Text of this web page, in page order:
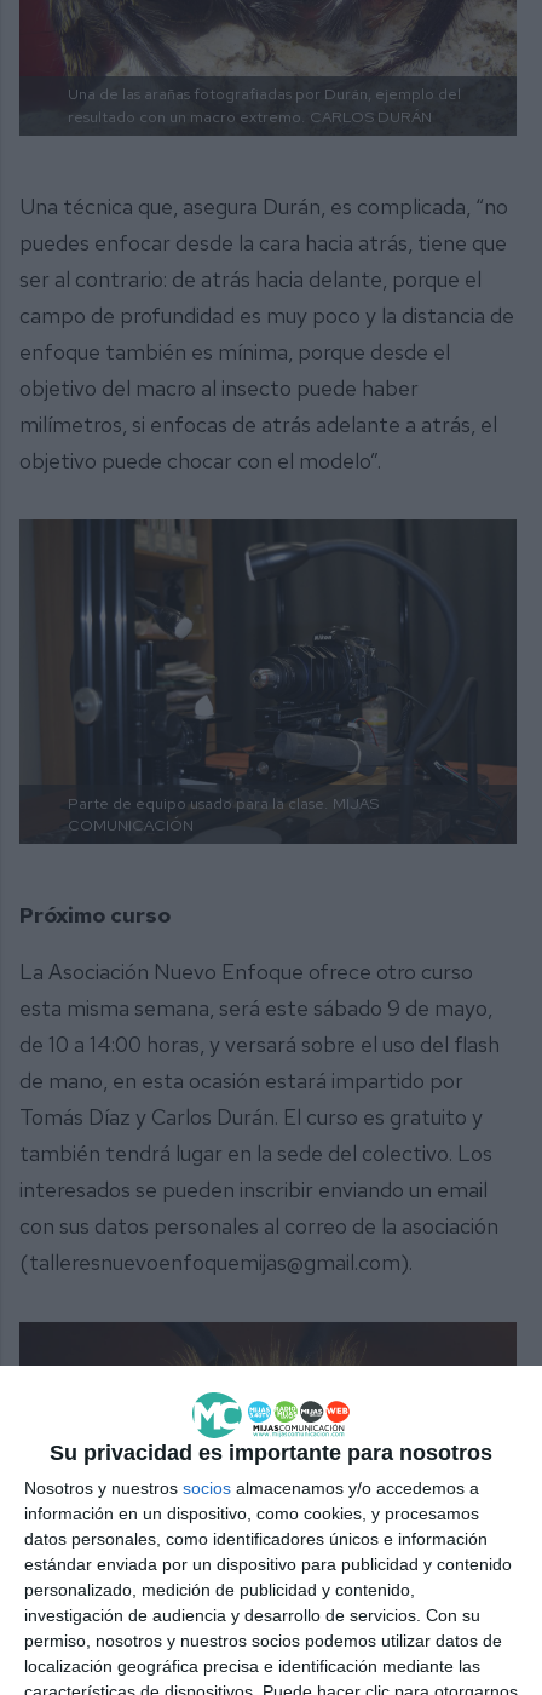
Su privacidad es importante para nosotros
Nosotros y nuestros socios almacenamos y/o accedemos a
información en un dispositivo, como cookies, y procesamos
datos personales, como identificadores únicos e información
estándar enviada por un dispositivo para publicidad y contenido
personalizado, medición de publicidad y contenido,
investigación de audiencia y desarrollo de servicios. Con su
permiso, nosotros y nuestros socios podemos utilizar datos de
localización geográfica precisa e identificación mediante las
Una de las arañas fotografiadas por Durán, ejemplo del
resultado con un macro extremo. CARLOS DURÁN
Una técnica que, asegura Durán, es complicada, “no
puedes enfocar desde la cara hacia atrás, tiene que
ser al contrario: de atrás hacia delante, porque el
campo de profundidad es muy poco y la distancia de
enfoque también es mínima, porque desde el
objetivo del macro al insecto puede haber
milímetros, si enfocas de atrás adelante a atrás, el
objetivo puede chocar con el modelo”.
Parte de equipo usado para la clase. MIJAS
COMUNICACIÓN
Próximo curso
La Asociación Nuevo Enfoque ofrece otro curso
esta misma semana, será este sábado 9 de mayo,
de 10 a 14:00 horas, y versará sobre el uso del flash
de mano, en esta ocasión estará impartido por
Tomás Díaz y Carlos Durán. El curso es gratuito y
también tendrá lugar en la sede del colectivo. Los
interesados se pueden inscribir enviando un email
con sus datos personales al correo de la asociación
(talleresnuevoenfoquemijas@gmail.com).
Foto obtenida con el objetivo macro microscópico.
CARLOS DURÁN